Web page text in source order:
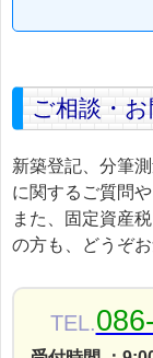
ご相談・
新築登記、分筆
に関するご質問
また、固定資産
の方も、どうぞ
TEL.